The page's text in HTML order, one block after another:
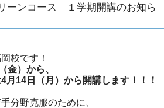
ーンコース １学期開講のお知ら
校です！
金）から、
月14日（月）から開講します！！！
分野克服のために、